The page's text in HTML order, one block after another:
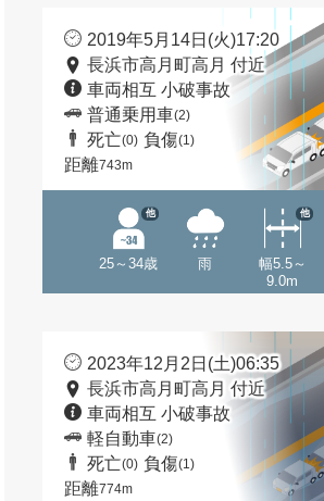
2019年5月14日(火)17:20
長浜市高月町高月 付近
車両相互 小破事故
普通乗用車(2)
死亡(0) 負傷(1)
距離743m
25～34歳
他
雨
幅5.5～
9.0m
他
2023年12月2日(土)06:35
長浜市高月町高月 付近
車両相互 小破事故
軽自動車(2)
死亡(0) 負傷(1)
距離774m